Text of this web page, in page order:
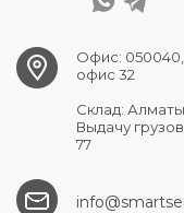
Офис: 050040,
офис 32
Склад:
Выдачу
77